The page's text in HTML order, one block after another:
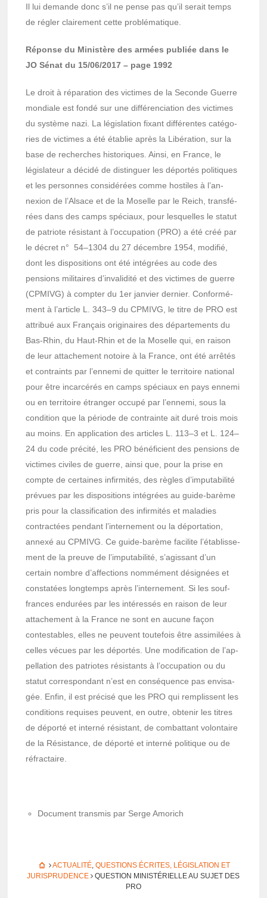
Il lui demande donc s’il ne pense pas qu’il serait temps
de régler clai­re­ment cette problé­ma­tique.
Réponse du Minis­tère des armées publiée dans le
JO Sénat du 15/06/2017 – page 1992
Le droit à répa­ra­tion des victimes de la Seconde Guerre
mondiale est fondé sur une diffé­ren­cia­tion des victimes
du système nazi. La légis­la­tion fixant diffé­rentes caté­go­
ries de victimes a été établie après la Libé­ra­tion, sur la
base de recherches histo­riques. Ainsi, en France, le
légis­la­teur a décidé de distin­guer les dépor­tés poli­tiques
et les personnes consi­dé­rées comme hostiles à l’an­
nexion de l’Al­sace et de la Moselle par le Reich, trans­fé­
rées dans des camps spéciaux, pour lesquelles le statut
de patriote résis­tant à l’oc­cu­pa­tion (PRO) a été créé par
le décret n° 54–1304 du 27 décembre 1954, modi­fié,
dont les dispo­si­tions ont été inté­grées au code des
pensions mili­taires d’in­va­li­dité et des victimes de guerre
(CPMIVG) à comp­ter du 1er janvier dernier. Confor­mé­
ment à l’ar­ticle L. 343–9 du CPMIVG, le titre de PRO est
attri­bué aux Français origi­naires des dépar­te­ments du
Bas-Rhin, du Haut-Rhin et de la Moselle qui, en raison
de leur atta­che­ment notoire à la France, ont été arrê­tés
et contraints par l’en­nemi de quit­ter le terri­toire natio­nal
pour être incar­cé­rés en camps spéciaux en pays ennemi
ou en terri­toire étran­ger occupé par l’en­nemi, sous la
condi­tion que la période de contrainte ait duré trois mois
au moins. En appli­ca­tion des articles L. 113–3 et L. 124–
24 du code précité, les PRO béné­fi­cient des pensions de
victimes civiles de guerre, ainsi que, pour la prise en
compte de certaines infir­mi­tés, des règles d’im­pu­ta­bi­lité
prévues par les dispo­si­tions inté­grées au guide-barème
pris pour la clas­si­fi­ca­tion des infir­mi­tés et mala­dies
contrac­tées pendant l’in­ter­ne­ment ou la dépor­ta­tion,
annexé au CPMIVG. Ce guide-barème faci­lite l’éta­blis­se­
ment de la preuve de l’im­pu­ta­bi­lité, s’agis­sant d’un
certain nombre d’af­fec­tions nommé­ment dési­gnées et
consta­tées long­temps après l’in­ter­ne­ment. Si les souf­
frances endu­rées par les inté­res­sés en raison de leur
atta­che­ment à la France ne sont en aucune façon
contes­tables, elles ne peuvent toute­fois être assi­mi­lées à
celles vécues par les dépor­tés. Une modi­fi­ca­tion de l’ap­
pel­la­tion des patriotes résis­tants à l’oc­cu­pa­tion ou du
statut corres­pon­dant n’est en consé­quence pas envi­sa­
gée. Enfin, il est précisé que les PRO qui remplissent les
condi­tions requises peuvent, en outre, obte­nir les titres
de déporté et interné résis­tant, de combat­tant volon­taire
de la Résis­tance, de déporté et interné poli­tique ou de
réfrac­taire.
Docu­ment trans­mis par Serge Amorich
ACTUALITÉ, QUESTIONS ÉCRITES, LÉGISLATION ET
JURISPRUDENCE
QUES­TION MINIS­TÉ­RIELLE AU SUJET DES
PRO